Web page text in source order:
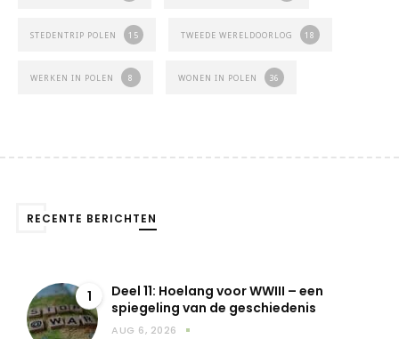
STEDENTRIP POLEN 15 TWEEDE WERELDOORLOG 18
WERKEN IN POLEN 8 WONEN IN POLEN 36
RECENTE BERICHTEN
1
Deel 11: Hoelang voor WWIII – een
spiegeling van de geschiedenis
AUG 6, 2026